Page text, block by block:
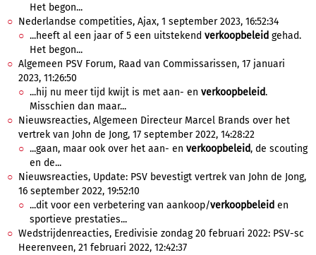
Het begon...
Nederlandse competities, Ajax, 1 september 2023, 16:52:34
...heeft al een jaar of 5 een uitstekend verkoopbeleid gehad.
Het begon...
Algemeen PSV Forum, Raad van Commissarissen, 17 januari
2023, 11:26:50
...hij nu meer tijd kwijt is met aan- en verkoopbeleid.
Misschien dan maar...
Nieuwsreacties, Algemeen Directeur Marcel Brands over het
vertrek van John de Jong, 17 september 2022, 14:28:22
...gaan, maar ook over het aan- en verkoopbeleid, de scouting
en de...
Nieuwsreacties, Update: PSV bevestigt vertrek van John de Jong,
16 september 2022, 19:52:10
...dit voor een verbetering van aankoop/verkoopbeleid en
sportieve prestaties...
Wedstrijdenreacties, Eredivisie zondag 20 februari 2022: PSV-sc
Heerenveen, 21 februari 2022, 12:42:37